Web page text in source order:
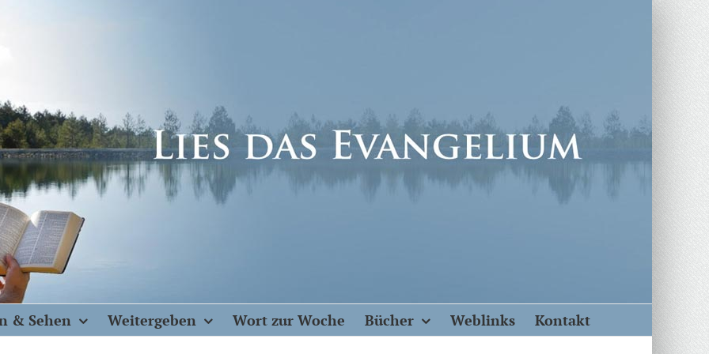
& Sehen Weitergeben Wort zur Woche Bücher Weblinks Kontakt